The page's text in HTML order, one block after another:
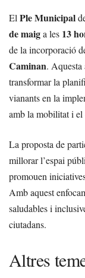
El Ple Municipal
de maiga les 13
de la incorporació
Caminan. Aquesta
transformar la
vianants en la
amb la mobilitat i el
La proposta de
millorar l’espai
promouen
Amb aquest
saludables i
ciutadans.
Altres